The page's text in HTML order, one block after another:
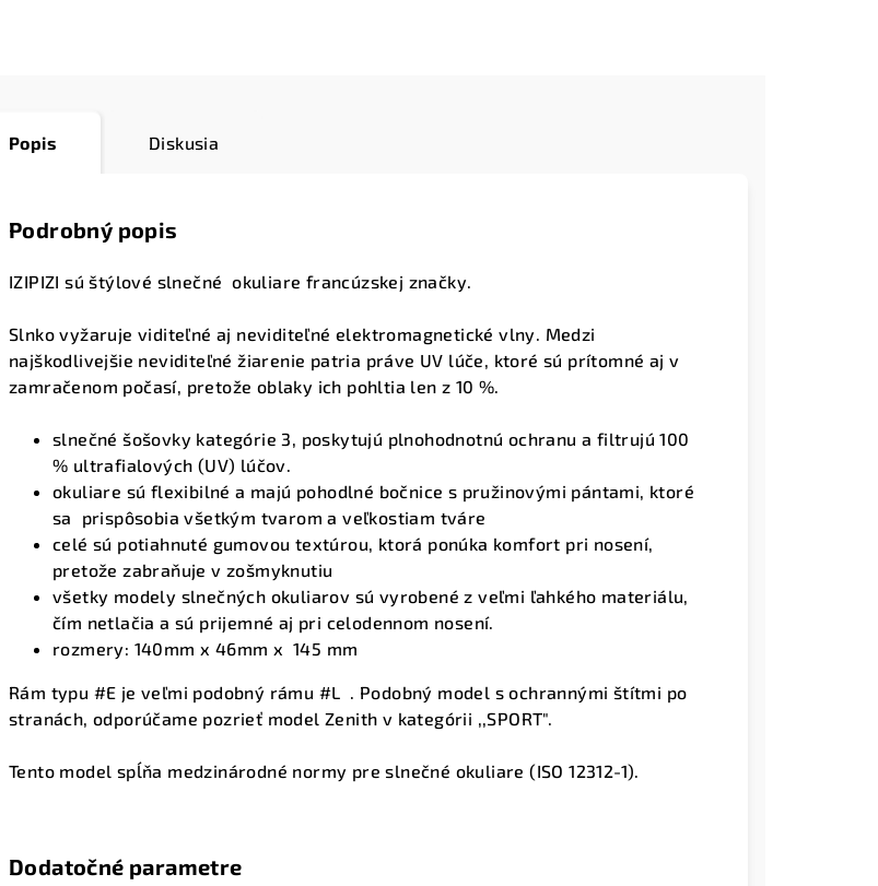
Popis Diskusia
Podrobný popis
IZIPIZI sú štýlové slnečné okuliare francúzskej značky.
Slnko vyžaruje viditeľné aj neviditeľné elektromagnetické vlny. Medzi
najškodlivejšie neviditeľné žiarenie patria práve UV lúče, ktoré sú prítomné aj v
zamračenom počasí, pretože oblaky ich pohltia len z 10 %.
slnečné šošovky kategórie 3, poskytujú plnohodnotnú ochranu a filtrujú 100
% ultrafialových (UV) lúčov.
okuliare sú flexibilné a majú pohodlné bočnice s pružinovými pántami, ktoré
sa
prispôsobia všetkým tvarom a veľkostiam tváre
celé sú potiahnuté gumovou textúrou, ktorá ponúka komfort pri nosení,
pretože zabraňuje v zošmyknutiu
všetky modely slnečných okuliarov sú vyrobené z veľmi ľahkého materiálu,
čím netlačia a sú prijemné aj pri celodennom nosení.
rozmery: 140mm x 46mm x 145 mm
Rám typu #E je veľmi podobný rámu #L . Podobný model s ochrannými štítmi po
stranách, odporúčame pozrieť model Zenith v kategórii ,,SPORT".
Tento model spĺňa medzinárodné normy pre slnečné okuliare (ISO 12312-1).
Dodatočné parametre